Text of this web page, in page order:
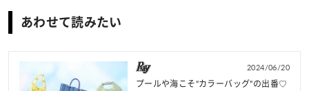
あわせて読みたい
2024/06/20
プールや海こそ“カラーバッグ”の出番♡